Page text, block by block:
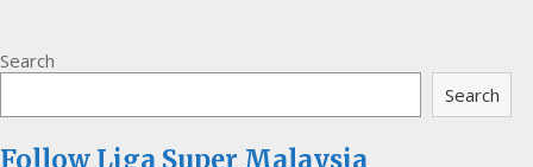
Search
Search
Follow Liga Super Malaysia